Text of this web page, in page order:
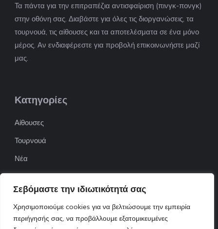
Σεβόμαστε την ιδιωτικότητά σας
Χρησιμοποιούμε cookies για να βελτιώσουμε την εμπειρία
περιήγησής σας, να προβάλλουμε εξατομικευμένες
Τα πάντα για την επιτραπέζια αντισφαίριση (πινγκ-πονγκ)
στην οθόνη σας. Διαβάστε για όλες τις διοργανώσεις, τα
τουρνουά, τις αίθουσες και τα αποτελέσματα σε ένα μόνο
μέρος. Αν ενδιαφέρεστε για προβολή επικοινωνήστε μαζί
μας.
Κατηγορίες
Αίθουσες
Τουρνουά
Νέα
Επιχειρήσεις
ΠΟΦΕΠΑ
ΕΦΟΕΠΑ